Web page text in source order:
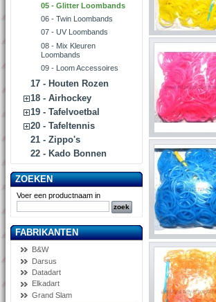
05 - Glitter Loombands
06 - Twin Loombands
07 - UV Loombands
08 - Mix Kleuren
Loombands
09 - Loom Accessoires
17 - Houten Rozen
18 - Airhockey
19 - Tafelvoetbal
20 - Tafeltennis
21 - Zippo's
22 - Kado Bonnen
ZOEKEN
Voer een productnaam in
FABRIKANTEN
B&W
Darsus
Datadart
Elkadart
Grand Slam